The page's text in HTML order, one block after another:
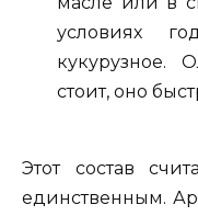
условиях
кукурузное.
стоит, оно
Этот состав
единственным.